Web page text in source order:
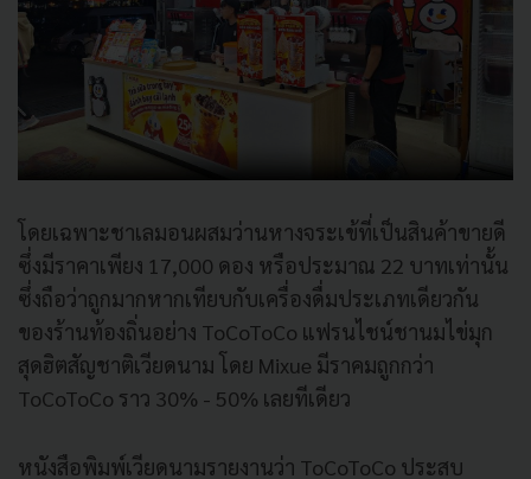
โดยเฉพาะชาเลมอนผสมว่านหางจระเข้ที่เป็นสินค้าขายดี
ซึ่งมีราคาเพียง 17,000 ดอง หรือประมาณ 22 บาทเท่านั้น
ซึ่งถือว่าถูกมากหากเทียบกับเครื่องดื่มประเภทเดียวกัน
ของร้านท้องถิ่นอย่าง ToCoToCo แฟรนไชน์ชานมไข่มุก
สุดฮิตสัญชาติเวียดนาม โดย Mixue มีราคมถูกกว่า
ToCoToCo ราว 30% - 50% เลยทีเดียว
หนังสือพิมพ์เวียดนามรายงานว่า ToCoToCo ประสบ